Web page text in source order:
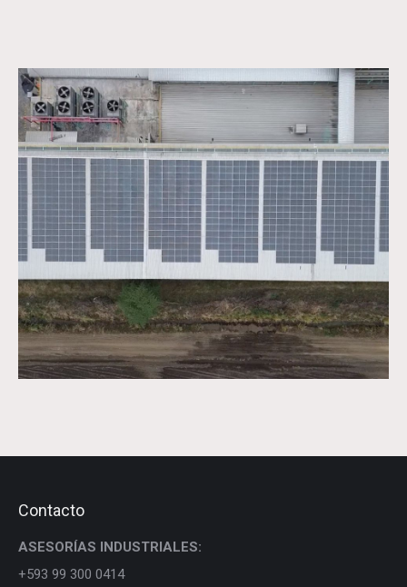
Contacto
ASESORÍAS INDUSTRIALES:
+593 99 300 0414